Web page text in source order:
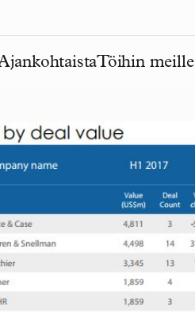
Töihin meille